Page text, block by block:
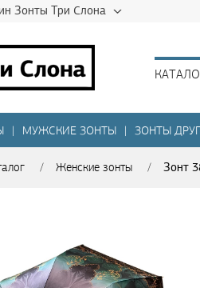
Зонты Три Слона
| МУЖСКИЕ ЗОНТЫ | ЗОНТЫ
/ Женские зонты / Зонт